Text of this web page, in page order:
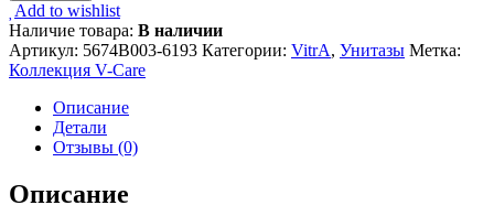
Add to wishlist
Наличие товара: В наличии
Артикул: 5674B003-6193 Категории: VitrA, Унитазы Метка:
Коллекция V-Care
Описание
Детали
Отзывы (0)
Описание